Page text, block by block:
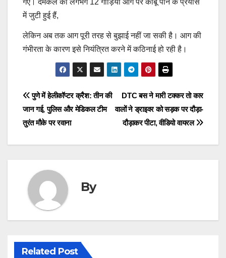
में जुटी हुई हैं,
लेकिन अब तक आग पूरी तरह से बुझाई नहीं जा सकी है। आग की
गंभीरता के कारण इसे नियंत्रित करने में कठिनाई हो रही है।
Post
navigation
DTC बस ने मारी टक्कर तो कार
वालों ने ड्राइवर को सड़क पर दौड़ा-
दौड़ाकर पीटा, वीडियो वायरल
पुणे में हेलीकॉप्टर क्रैश: तीन की
जान गई, पुलिस और मेडिकल टीम
तुरंत मौके पर रवाना
By
Related Post